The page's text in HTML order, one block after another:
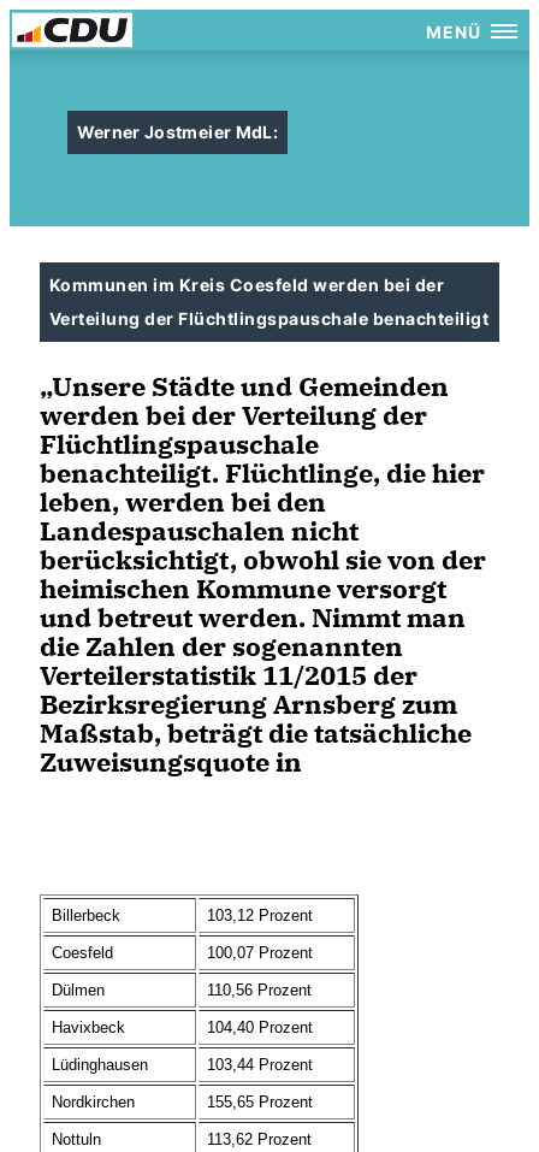
MENÜ
Werner Jostmeier MdL:
Kommunen im Kreis Coesfeld werden bei der
Verteilung der Flüchtlingspauschale benachteiligt
Unsere Städte und Gemeinden
werden bei der Verteilung der
Flüchtlingspauschale
benachteiligt. Flüchtlinge, die hier
leben, werden bei den
Landespauschalen nicht
berücksichtigt, obwohl sie von der
heimischen Kommune versorgt
und betreut werden. Nimmt man
die Zahlen der sogenannten
Verteilerstatistik 11/2015 der
Bezirksregierung Arnsberg zum
Maßstab, beträgt die tatsächliche
Zuweisungsquote in
Billerbeck 103,12 Prozent
Coesfeld 100,07 Prozent
Dülmen 110,56 Prozent
Havixbeck 104,40 Prozent
Lüdinghausen 103,44 Prozent
Nordkirchen 155,65 Prozent
Nottuln 113,62 Prozent